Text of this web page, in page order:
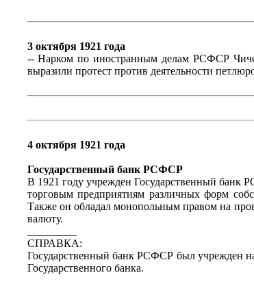
3 октября 1921 года
-- Нарком по иностранным делам РСФСР
выразили протест против деятельности
4 октября 1921 года
Государственный банк РСФСР
В 1921 году учрежден Государственный банк
торговым предприятиям различных форм
Также он обладал монопольным правом на
валюту.
СПРАВКА:
Государственный банк РСФСР был учрежден
Государственного банка.